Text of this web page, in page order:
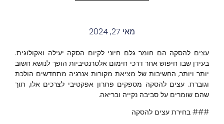
מאי 27, 2024
עצים להסקה הם חומר גלם חיוני לקיום הסקה יעילה ואקולוגית.
בעידן שבו חיפוש אחר דרכי חימום אלטרנטיביות הופך לנושא חשוב
יותר ויותר, החשיבות של מציאת מקורות אנרגיה מתחדשים הולכת
וגוברת. עצים להסקה מספקים פתרון אפקטיבי לצרכים אלו, תוך
שהם שומרים על סביבה נקייה ובריאה.
### בחירת עצים להסקה